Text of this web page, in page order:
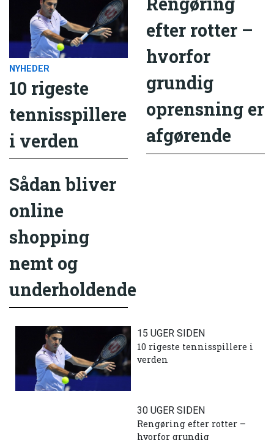
NYHEDER
10 rigeste
tennisspillere
i verden
efter rotter –
hvorfor
grundig
oprensning er
afgørende
Sådan bliver
online
shopping
nemt og
underholdende
15 UGER SIDEN
10 rigeste tennisspillere i
verden
30 UGER SIDEN
Rengøring efter rotter –
hvorfor grundig